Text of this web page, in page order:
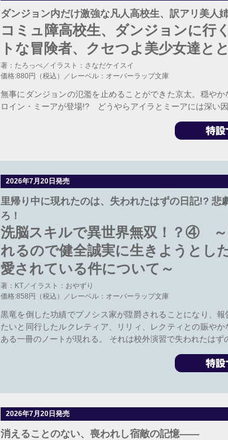
ダンジョン内だけ激強な凡人高校生、訳アリ美人
コミュ障高校生、ダンジョンに
トな冒険者、クセつよ美少女達と
著：たろっぺ／イラスト：さなだケイスイ
価格:880円（税込）／レーベル：オーバーラップ文庫
無事にダンジョンの氾濫を止めることができた京太。穏や
ロイン・ミーアが登場!? どうやらアイラとミーアには深い
2026年7月20日発売
里帰り中に現れたのは、失われたはずの日記!? 悲
ろ！
洗脳スキルで異世界無双！？④ ～
れるので健全誠実に生きようとし
愛されている件について～
著：KT／イラスト：おやずり
価格:858円（税込）／レーベル：オーバーラップ文庫
黒竜を倒した功績でプノシス家が陞爵されることになり、
たいと同行したルクレティア、リリィ、レクティとの賑や
ある一冊のノートが現れる。 それは校外演習で失われたは
2026年7月20日発売
消えることのない、喪われし宿敵の記憶――